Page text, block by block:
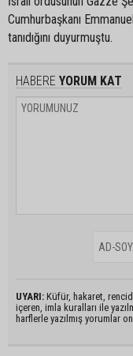
Cumhurbaşkanı
tanıdığını duyurmuştu.
HABERE YORUM KAT
UYARI: Küfür, hakaret,
içeren, imla kuralları ile
harflerle yazılmış yorumlar